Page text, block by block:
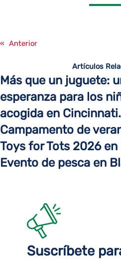
« Anterior
Artículos
Más que un juguete:
esperanza para los
acogida en Cincinnati.
Campamento de
Toys for Tots 2026
Evento de pesca en
Suscríbete